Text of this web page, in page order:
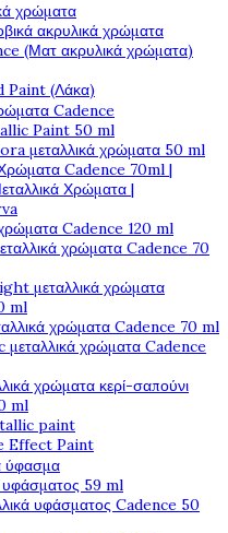
χρώματα
ακρυλικά χρώματα
(Ματ ακρυλικά χρώματα)
Paint (Λάκα)
Cadence
Paint 50 ml
μεταλλικά χρώματα 50 ml
Cadence 70ml |
Χρώματα |
Cadence 120 ml
χρώματα Cadence 70
μεταλλικά χρώματα
ml
χρώματα Cadence 70 ml
χρώματα Cadence
χρώματα κερί-σαπούνι
ml
paint
Effect Paint
ύφασμα
59 ml
υφάσματος Cadence 50